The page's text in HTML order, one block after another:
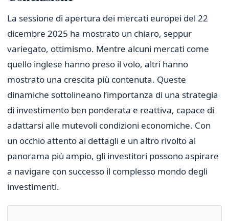
La sessione di apertura dei mercati europei del 22
dicembre 2025 ha mostrato un chiaro, seppur
variegato, ottimismo. Mentre alcuni mercati come
quello inglese hanno preso il volo, altri hanno
mostrato una crescita più contenuta. Queste
dinamiche sottolineano l’importanza di una strategia
di investimento ben ponderata e reattiva, capace di
adattarsi alle mutevoli condizioni economiche. Con
un occhio attento ai dettagli e un altro rivolto al
panorama più ampio, gli investitori possono aspirare
a navigare con successo il complesso mondo degli
investimenti.